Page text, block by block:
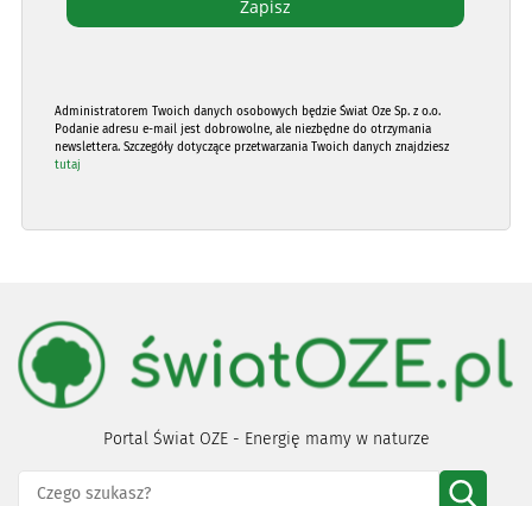
Administratorem Twoich danych osobowych będzie Świat Oze Sp. z o.o.
Podanie adresu e-mail jest dobrowolne, ale niezbędne do otrzymania
newslettera. Szczegóły dotyczące przetwarzania Twoich danych znajdziesz
tutaj
Portal Świat OZE - Energię mamy w naturze